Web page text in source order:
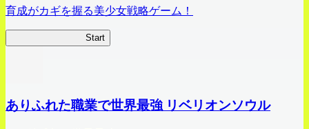
育成がカギを握る美少女戦略ゲーム！
Start
ありふれた職業で世界最強 リベリオンソウル